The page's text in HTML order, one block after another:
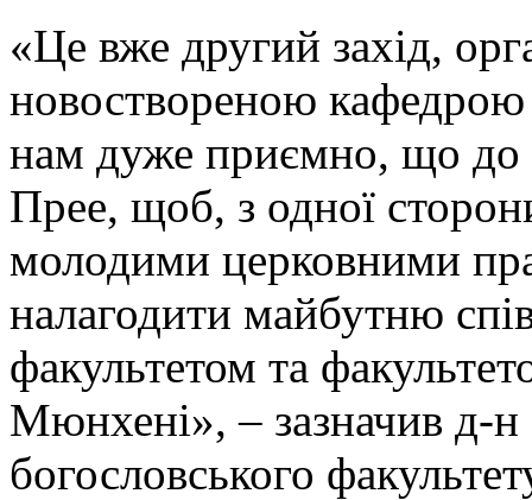
«Це вже другий захід,
новоствореною кафедрою
нам дуже приємно, що до
Прее, щоб, з одної
молодими церковними
налагодити майбутню
факультетом та
Мюнхені», – зазначив д-н
богословського